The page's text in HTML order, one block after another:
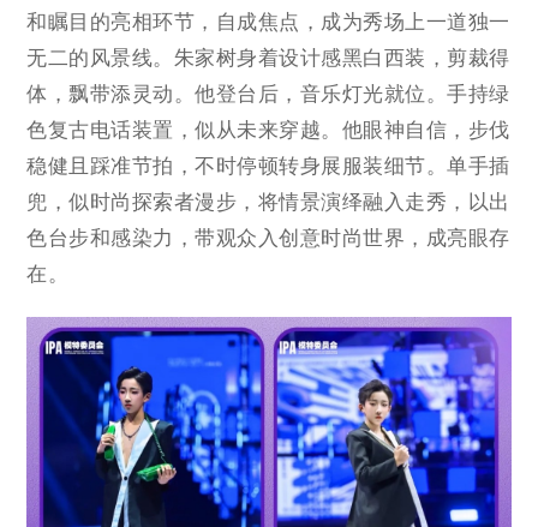
和瞩目的亮相环节，自成焦点，成为秀场上一道独一
无二的风景线。朱家树身着设计感黑白西装，剪裁得
体，飘带添灵动。他登台后，音乐灯光就位。手持绿
色复古电话装置，似从未来穿越。他眼神自信，步伐
稳健且踩准节拍，不时停顿转身展服装细节。单手插
兜，似时尚探索者漫步，将情景演绎融入走秀，以出
色台步和感染力，带观众入创意时尚世界，成亮眼存
在。